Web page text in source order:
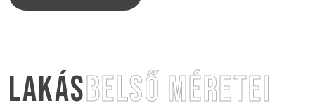
LAKÁSBELSŐ MÉRETEI